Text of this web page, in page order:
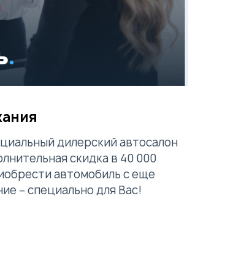
дилерский автосалон
скидка в 40 000
автомобиль с еще
– специально для Вас!